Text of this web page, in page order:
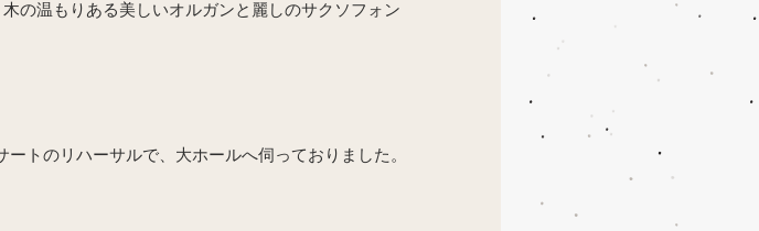
の温もりある美しいオルガンと麗しのサクソフォン
トのリハーサルで、大ホールへ伺っておりました。